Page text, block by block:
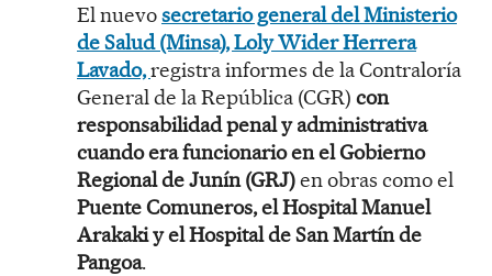
El nuevosecretario general del Ministerio
de Salud (Minsa), Loly Wider Herrera
Lavado,registra informes de la Contraloría
General de la República (CGR) con
responsabilidad penal y administrativa
cuando era funcionario en el Gobierno
Regional de Junín (GRJ)en obras como el
Puente Comuneros, el Hospital Manuel
Arakaki y el Hospital de San Martín de
Pangoa.